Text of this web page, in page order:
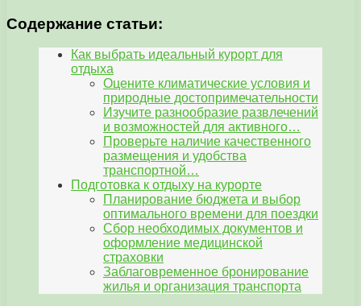
Содержание статьи:
Как выбрать идеальный курорт для
отдыха
Оцените климатические условия и
природные достопримечательности
Изучите разнообразие развлечений
и возможностей для активного…
Проверьте наличие качественного
размещения и удобства
транспортной…
Подготовка к отдыху на курорте
Планирование бюджета и выбор
оптимального времени для поездки
Сбор необходимых документов и
оформление медицинской
страховки
Заблаговременное бронирование
жилья и организация транспорта